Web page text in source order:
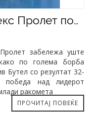
Младинците на Тинекс Пролет победници во драмата со Бутел
забележа уште
по голема борба
Бутел со резултат 32-
победа над лидерот
ракомета
ПРОЧИТАЈ ПОВЕЌЕ